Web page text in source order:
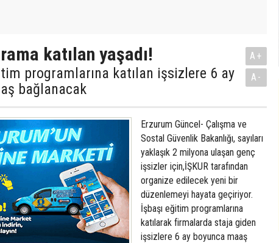
katılan yaşadı!
programlarına katılan işsizlere 6 ay
bağlanacak
A+
A-
Erzurum Güncel- Çalışma ve
Sostal Güvenlik Bakanlığı, sayıları
yaklaşık 2 milyona ulaşan genç
işsizler için,İŞKUR tarafından
organize edilecek yeni bir
düzenlemeyi hayata geçiriyor.
İşbaşı eğitim programlarına
katılarak firmalarda staja giden
işsizlere 6 ay boyunca maaş